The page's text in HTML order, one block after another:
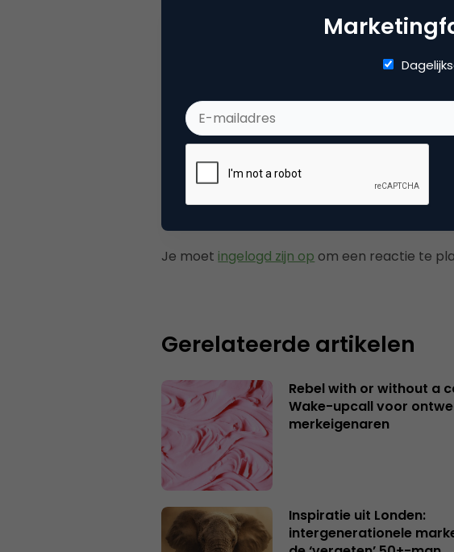
Tags onderzoek
Je moet ingelogd zijn op om een reactie te
Gerelateerde artikelen
Rebel with or without a
Wake-upcall voor
merkeigenaren
Inspiratie uit Londen:
intergenerationele